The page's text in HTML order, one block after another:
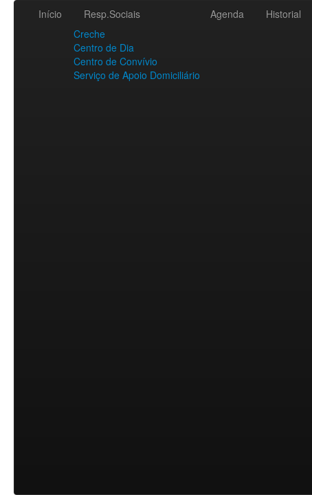
Início
Resp.Sociais
Creche
Centro de Dia
Centro de Convívio
Serviço de Apoio Domiciliário
Agenda Historial